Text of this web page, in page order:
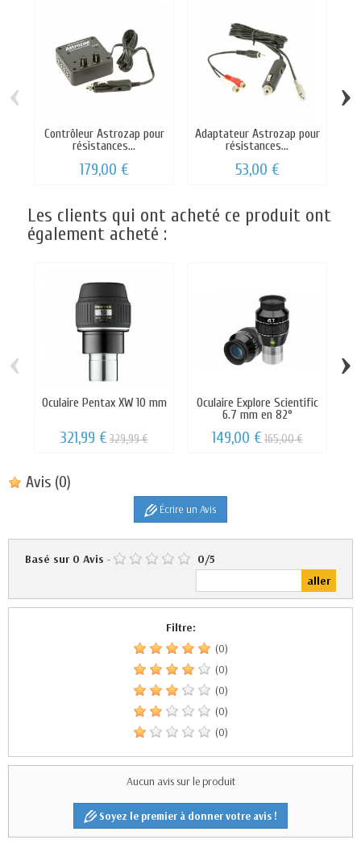
Contrôleur Astrozap pour
résistances...
179,00 €
Adaptateur Astrozap pour
résistances...
53,00 €
‹ ›
Les clients qui ont acheté ce produit ont
également acheté :
Oculaire Pentax XW 10 mm
321,99 €329,99 €
Oculaire Explore Scientific
6.7 mm en 82°
149,00 €165,00 €
‹ ›
Avis (0)
Écrire un Avis
Basé sur 0 Avis - 0/5
Filtre:
(0)
(0)
(0)
(0)
(0)
Aucun avis sur le produit
Soyez le premier à donner votre avis !